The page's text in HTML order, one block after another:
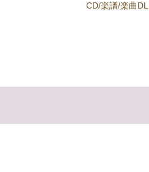
CD/楽譜/楽曲DL